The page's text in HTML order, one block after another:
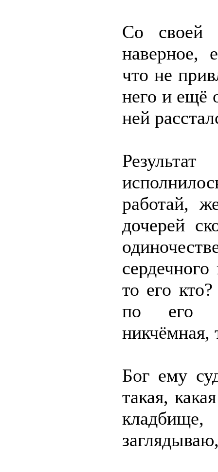
Со своей
наверное,
что не
него и ещё
ней
работай,
дочерей
то его
по его
никчёмная,
Бог ему
такая,